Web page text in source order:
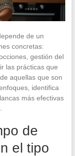
de un
concretas:
gestión del
las prácticas que
aquellas que son
identifica
más efectivas
de
el tipo